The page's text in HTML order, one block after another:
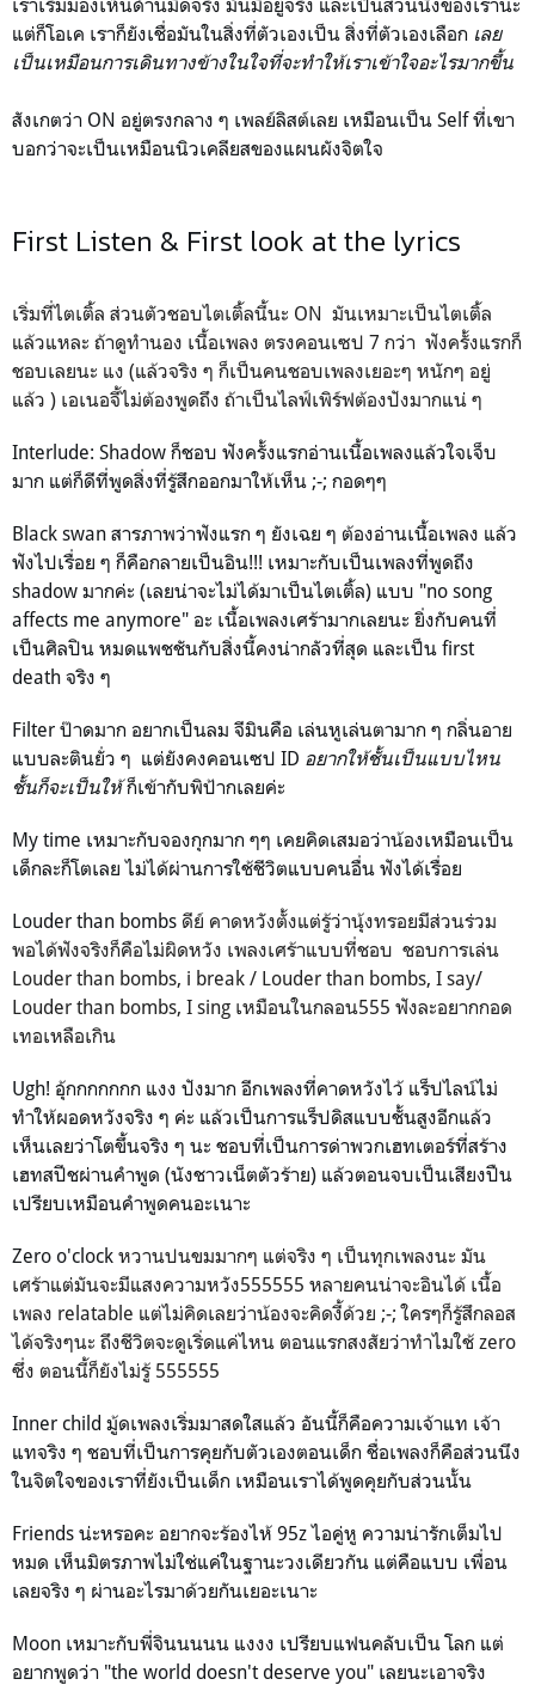
แต่ก็โอเค เราก็ยังเชื่อมันในสิ่งที่ตัวเองเป็น สิ่งที่ตัวเองเลือก เลย
เป็นเหมือนการเดินทางข้างในใจที่จะทำให้เราเข้าใจอะไรมากขึ้น
สังเกตว่า ON อยู่ตรงกลาง ๆ เพลย์ลิสต์เลย เหมือนเป็น Self ที่เขา
บอกว่าจะเป็นเหมือนนิวเคลียสของแผนผังจิตใจ
First Listen & First look at the lyrics
เริ่มที่ไตเติ้ล ส่วนตัวชอบไตเติ้ลนี้นะ ON มันเหมาะเป็นไตเติ้ล
แล้วแหละ ถ้าดูทำนอง เนื้อเพลง ตรงคอนเซป 7 กว่า ฟังครั้งแรกก็
ชอบเลยนะ แง (แล้วจริง ๆ ก็เป็นคนชอบเพลงเยอะๆ หนักๆ อยู่
แล้ว ) เอเนอจี้ไม่ต้องพูดถึง ถ้าเป็นไลฟ์เพิร์ฟต้องปังมากแน่ ๆ
Interlude: Shadow ก็ชอบ ฟังครั้งแรกอ่านเนื้อเพลงแล้วใจเจ็บ
มาก แต่ก็ดีที่พูดสิ่งที่รู้สึกออกมาให้เห็น ;-; กอดๆๆ
Black swan สารภาพว่าฟังแรก ๆ ยังเฉย ๆ ต้องอ่านเนื้อเพลง แล้ว
ฟังไปเรื่อย ๆ ก็คือกลายเป็นอิน!!! เหมาะกับเป็นเพลงที่พูดถึง
shadow มากค่ะ (เลยน่าจะไม่ได้มาเป็นไตเติ้ล) แบบ "no song
affects me anymore" อะ เนื้อเพลงเศร้ามากเลยนะ ยิ่งกับคนที่
เป็นศิลปิน หมดแพชชันกับสิ่งนี้คงน่ากลัวที่สุด และเป็น first
death จริง ๆ
Filter ป๊าดมาก อยากเป็นลม จีมินคือ เล่นหูเล่นตามาก ๆ กลิ่นอาย
แบบละตินยั่ว ๆ แต่ยังคงคอนเซป ID อยากให้ชั้นเป็นแบบไหน
ชั้นก็จะเป็นให้ก็เข้ากับพิป้ากเลยค่ะ
My time เหมาะกับจองกุกมาก ๆๆ เคยคิดเสมอว่าน้องเหมือนเป็น
เด็กละก็โตเลย ไม่ได้ผ่านการใช้ชีวิตแบบคนอื่น ฟังได้เรื่อย
Louder than bombs ดีย์ คาดหวังตั้งแต่รู้ว่านุ้งทรอยมีส่วนร่วม
พอได้ฟังจริงก็คือไม่ผิดหวัง เพลงเศร้าแบบที่ชอบ ชอบการเล่น
Louder than bombs, i break / Louder than bombs, I say/
Louder than bombs, I sing เหมือนในกลอน555 ฟังละอยากกอด
เทอเหลือเกิน
Ugh! อุ้กกกกกกก แงง ปังมาก อีกเพลงที่คาดหวังไว้ แร็ปไลน์ไม่
ทำให้ผอดหวังจริง ๆ ค่ะ แล้วเป็นการแร็ปดิสแบบชั้นสูงอีกแล้ว
เห็นเลยว่าโตขึ้นจริง ๆ นะ ชอบที่เป็นการด่าพวกเฮทเตอร์ที่สร้าง
เฮทสปีชผ่านคำพูด (นังชาวเน็ตตัวร้าย) แล้วตอนจบเป็นเสียงปืน
เปรียบเหมือนคำพูดคนอะเนาะ
Zero o'clock หวานปนขมมากๆ แต่จริง ๆ เป็นทุกเพลงนะ มัน
เศร้าแต่มันจะมีแสงความหวัง555555 หลายคนน่าจะอินได้ เนื้อ
เพลง relatable แต่ไม่คิดเลยว่าน้องจะคิดงี้ด้วย ;-; ใครๆก็รู้สึกลอส
ได้จริงๆนะ ถึงชีวิตจะดูเริ่ดแค่ไหน ตอนแรกสงสัยว่าทำไมใช้ zero
ซึ่ง ตอนนี้ก็ยังไม่รู้ 555555
Inner child มู้ดเพลงเริ่มมาสดใสแล้ว อันนี้ก็คือความเจ้าแท เจ้า
แทจริง ๆ ชอบที่เป็นการคุยกับตัวเองตอนเด็ก ชื่อเพลงก็คือส่วนนึง
ในจิตใจของเราที่ยังเป็นเด็ก เหมือนเราได้พูดคุยกับส่วนนั้น
Friends น่ะหรอคะ อยากจะร้องไห้ 95z ไอคู่หู ความน่ารักเต็มไป
หมด เห็นมิตรภาพไม่ใช่แค่ในฐานะวงเดียวกัน แต่คือแบบ เพื่อน
เลยจริง ๆ ผ่านอะไรมาด้วยกันเยอะเนาะ
Moon เหมาะกับพี่จินนนนน แงงง เปรียบแฟนคลับเป็น โลก แต่
อยากพูดว่า "the world doesn't deserve you" เลยนะเอาจริง